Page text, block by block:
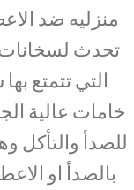
منزليه ضد
تحدث لسخانات
التي تتمتع
خامات عالية
للصدأ والتأكل
بالصدأ او